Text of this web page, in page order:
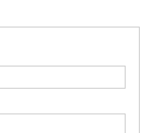
り塗料に引火し火災